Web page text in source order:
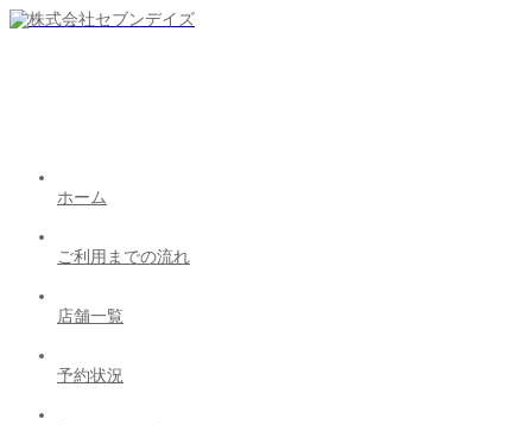
ホーム
ご利用までの流れ
店舗一覧
予約状況